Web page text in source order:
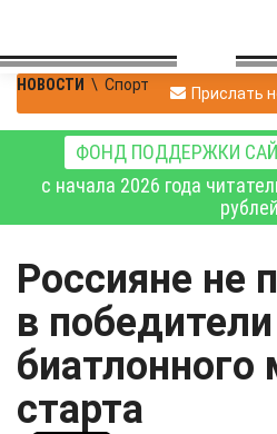
НОВОСТИ \ Спорт Прислать
ФОНД ПОДДЕРЖКИ
с начала 2026 года
рублей
Россияне не
в
биатлонного
старта